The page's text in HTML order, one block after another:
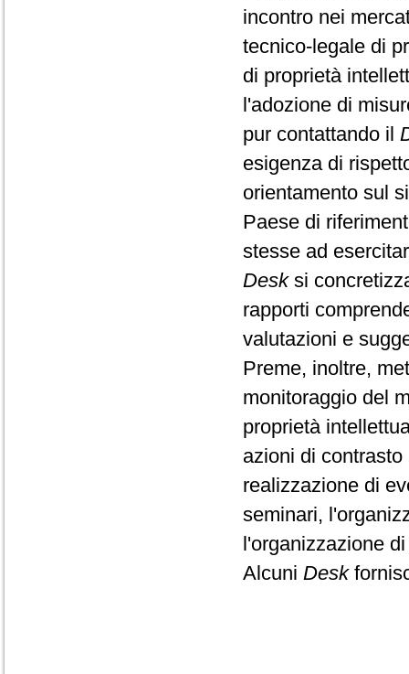
incontro nei
tecnico-legale di
di proprietà
l'adozione di
pur contattando il
esigenza di
orientamento sul
Paese di
stesse ad
Desksi
rapporti
valutazioni e
Preme, inoltre,
monitoraggio del
proprietà
azioni di
realizzazione di
seminari,
l'organizzazione
Alcuni Desk